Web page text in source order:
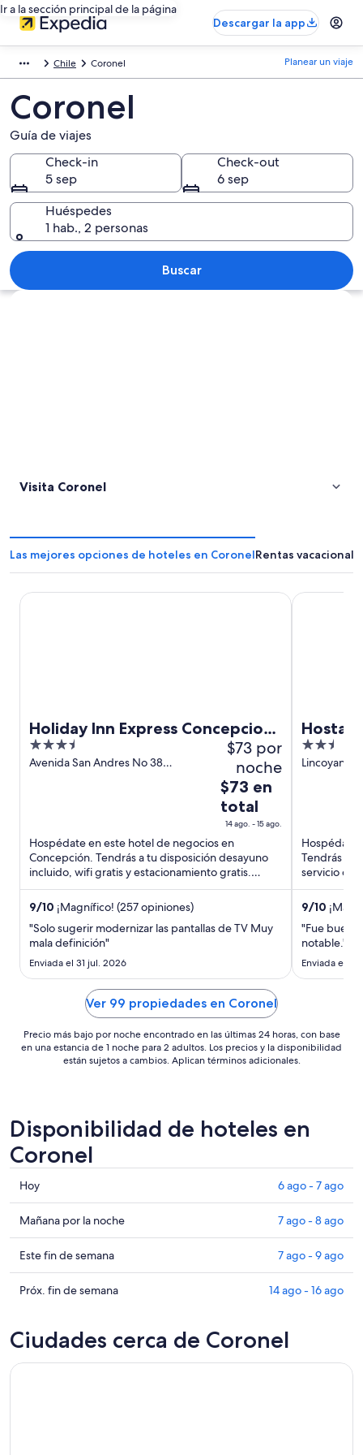
Ir a la sección principal de la página
Descargar la app
Chile Coronel Planear un viaje
Coronel
Guía de viajes
Check-in
5 sep
Check-out
6 sep
Huéspedes
1 hab., 2 personas
Buscar
Explorar mapa
Visita Coronel
Las mejores opciones de hoteles en CoronelRentas
Holiday Inn Express Concepcion
by IHG
3.5
out
Avenida San Andres No 38
$73 por
noche
El
precio
es
$73
en
total
noche
al
15
ago
$73 en
total
14 ago. - 15 ago.
Hospédate en este hotel de negocios en
Concepción. Tendrás a tu disposición desayuno
incluido, wifi gratis y estacionamiento gratis.
Estarás muy cerca de atracciones ...
9/10 ¡Magnífico! (257 opiniones)
"Solo sugerir modernizar las pantallas de TV Muy
mala definición"
Enviada el 31 jul. 2026
Holiday Inn Express Concepcion by IHG
Hostal
2.5
out
Lincoyan
Hospédate
Tendrás a
servicio de
cerca de
9/10
"Fue buen
notable."
Enviada el 15
Hostal Mi
Ver 99 propiedades en Coronel
Precio más bajo por noche encontrado en las últimas 24 horas, con base
en una estancia de 1 noche para 2 adultos. Los precios y la disponibilidad
están sujetos a cambios. Aplican términos adicionales.
Disponibilidad de hoteles en
Coronel
Consultar
precios
en
Coronel
para
hoy,
6
7
Hoy 6 ago - 7 ago
Consultar
precios
en
Coronel
para
la
Mañana por la noche 7 ago - 8 ago
Consultar
precios
en
este
Este fin de semana 7 ago - 9 ago
Consultar
Coronel
para
Próx. fin de semana 14 ago - 16 ago
Ciudades cerca de Coronel